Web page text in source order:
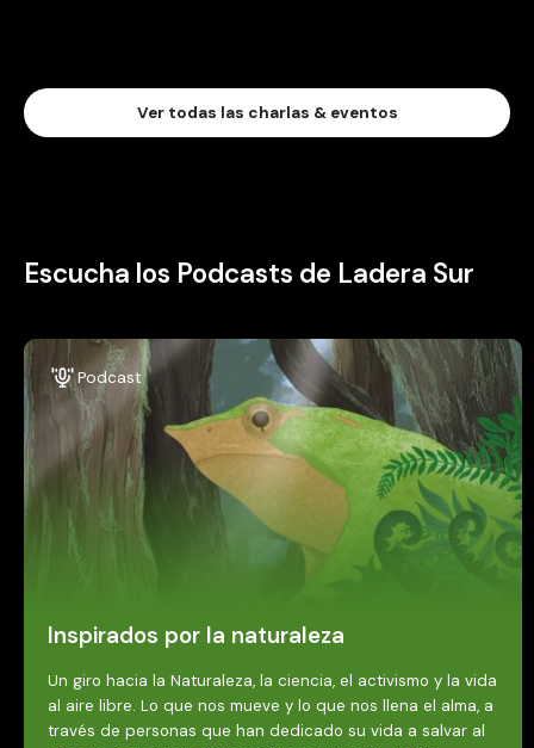
Ver todas las charlas & eventos
Escucha los Podcasts de Ladera Sur
Podcast
Inspirados por la naturaleza
Un giro hacia la Naturaleza, la ciencia, el activismo y la vida
al aire libre. Lo que nos mueve y lo que nos llena el alma, a
través de personas que han dedicado su vida a salvar al